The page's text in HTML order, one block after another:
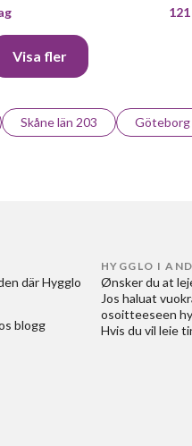
Visa fler
Skåne län 203 Göteborg
där Hygglo
blogg
HYGGLO I
Ønsker du at
Jos haluat
osoitteeseen
Hvis du vil leie